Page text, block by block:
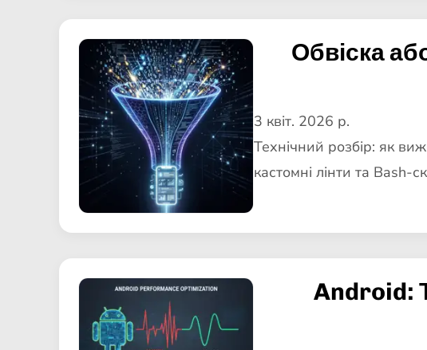
Обвіска
3 квіт. 2026 р.
Технічний розбір: як
кастомні лінти та Bash-
Android: